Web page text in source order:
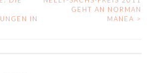
IN
GEHT AN NORMAN
MANEA >